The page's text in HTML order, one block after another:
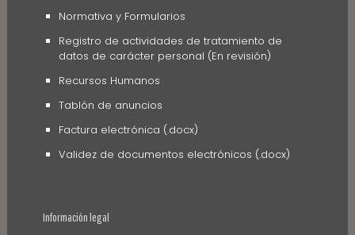
Normativa y Formularios
Registro de actividades de tratamiento de
datos de carácter personal (En revisión)
Recursos Humanos
Tablón de anuncios
Factura electrónica (.docx)
Validez de documentos electrónicos (.docx)
Información legal